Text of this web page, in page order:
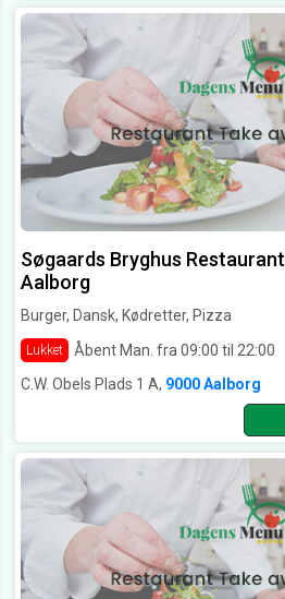
Søgaards Bryghus Restaurant
Aalborg
Burger, Dansk, Kødretter, Pizza
Lukket
Åbent Man. fra 09:00 til 22:00
C.W. Obels Plads 1 A, 9000 Aalborg